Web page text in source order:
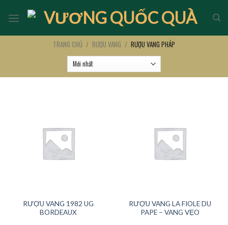
TRANG CHỦ / RƯỢU VANG / RƯỢU VANG PHÁP
RƯỢU VANG 1982 UG
BORDEAUX
RƯỢU VANG LA FIOLE DU
PAPE – VANG VẸO